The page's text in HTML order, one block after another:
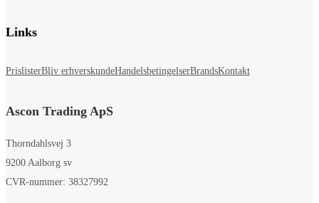
Links
PrislisterBliv erhverskundeHandelsbetingelserBrandsKontakt
Ascon Trading ApS
Thorndahlsvej 3
9200 Aalborg sv
CVR-nummer: 38327992